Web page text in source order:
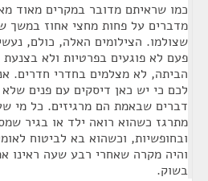
כמו שראיתם מדובר במקרים מאוד
מדברים על פחות מחצי אחוז במשך
שצולמו. הצילומים האלה, כולם,
פעם לא פוגעים בפרטיות ולא
הביתה, לא מצלמים בחדרי חדרים.
לכם כי יש כאן דיסקים עם פנים
דברים שבאמת הם מרגיזים. כל מי
מתרגז כשהוא רואה ילד או בגיר
ובחופשיות, וכשהוא בא לביטוח
והיה מקרה שאחרי רבע שעה ראינו
בשוק.